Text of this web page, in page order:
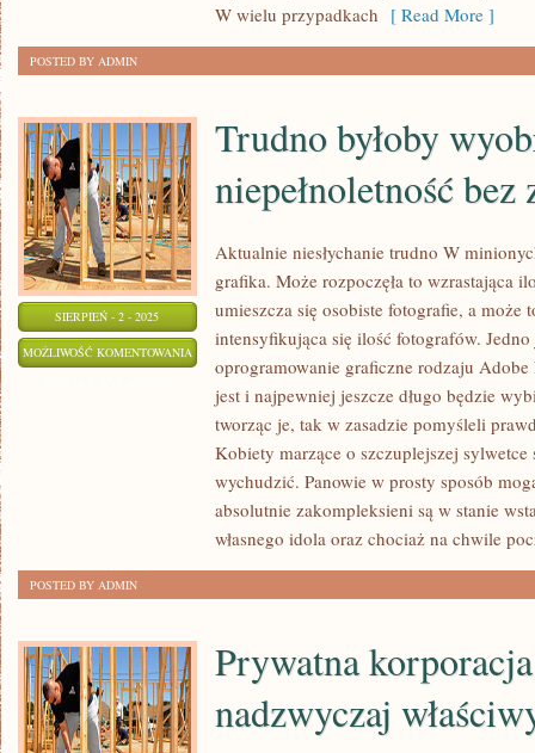
ZADZIWIAJĄCE
W wielu przypadkach [ Read More ]
POSTED BY ADMIN
SIERPIEŃ - 2 - 2025
MOŻLIWOŚĆ KOMENTOWANIA
BYŁOBY
WYOBRAZIĆ
ZABAWEK
Trudno byłoby
niepełnoletność bez
Aktualnie niesłychanie trudno W
grafika. Może rozpoczęła to wzrastająca
umieszcza się osobiste fotografie, a może
intensyfikująca się ilość fotografów.
oprogramowanie graficzne rodzaju
jest i najpewniej jeszcze długo będzie
tworząc je, tak w zasadzie pomyśleli
Kobiety marzące o szczuplejszej sylwetce
wychudzić. Panowie w prosty sposób
absolutnie zakompleksieni są w stanie
własnego idola oraz chociaż na chwile
POSTED BY ADMIN
Prywatna
nadzwyczaj